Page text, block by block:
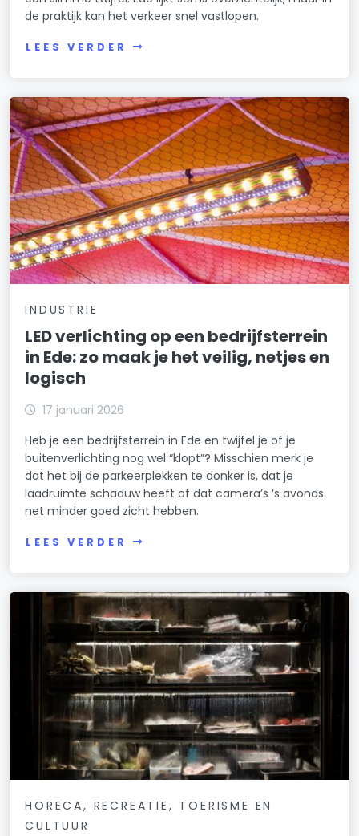
de praktijk kan het verkeer snel vastlopen.
LEES VERDER
INDUSTRIE
LED verlichting op een bedrijfsterrein
in Ede: zo maak je het veilig, netjes en
logisch
17 januari 2026
Heb je een bedrijfsterrein in Ede en twijfel je of je
buitenverlichting nog wel “klopt”? Misschien merk je
dat het bij de parkeerplekken te donker is, dat je
laadruimte schaduw heeft of dat camera’s ’s avonds
net minder goed zicht hebben.
LEES VERDER
HORECA, RECREATIE, TOERISME EN
CULTUUR